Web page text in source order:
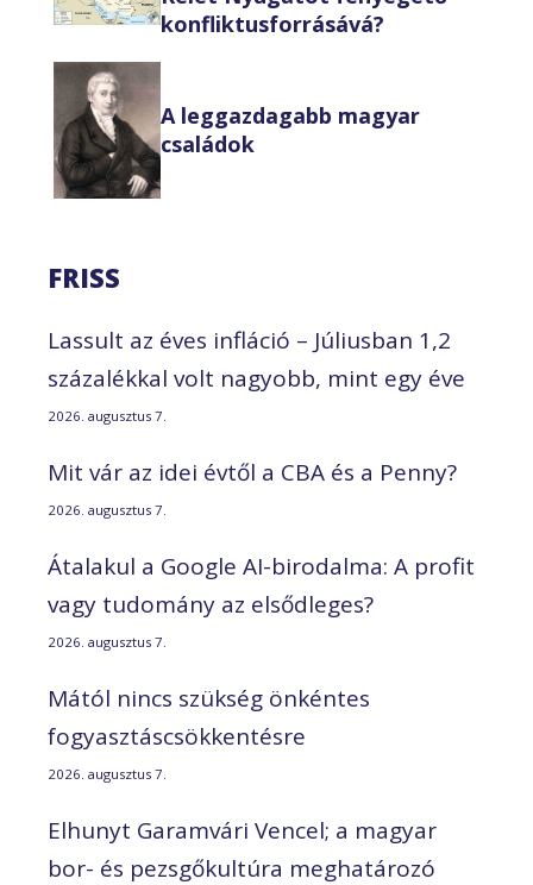
konfliktusforrásává?
A leggazdagabb magyar
családok
FRISS
Lassult az éves infláció – Júliusban 1,2
százalékkal volt nagyobb, mint egy éve
2026. augusztus 7.
Mit vár az idei évtől a CBA és a Penny?
2026. augusztus 7.
Átalakul a Google AI-birodalma: A profit
vagy tudomány az elsődleges?
2026. augusztus 7.
Mától nincs szükség önkéntes
fogyasztáscsökkentésre
2026. augusztus 7.
Elhunyt Garamvári Vencel; a magyar
bor- és pezsgőkultúra meghatározó